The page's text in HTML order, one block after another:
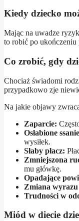
Kiedy dziecko
Mając na uwadze
to robić po
Co zrobić, gdy
Chociaż świadomi
przypadkowo zje
Na jakie objawy
Zaparcie:
Osłabione
wysiłek.
Słaby płacz:
Zmniejszona
mu główkę.
Opadające
Zmiana
Trudności w
Miód w diecie